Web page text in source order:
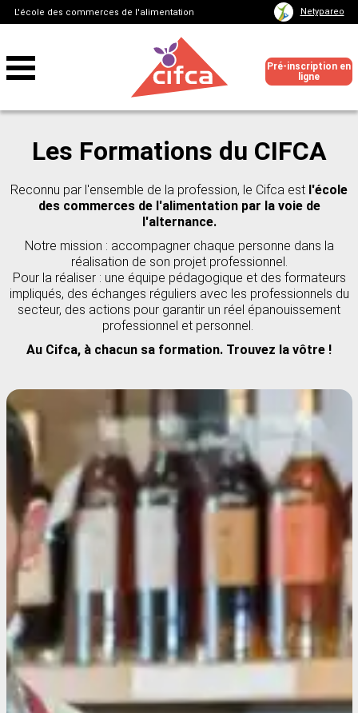
L'école des commerces de l'alimentation Netypareo
Pré-inscription en
ligne
Les Formations du CIFCA
Reconnu par l'ensemble de la profession, le Cifca est l'école
des commerces de l'alimentation par la voie de
l'alternance.
Notre mission : accompagner chaque personne dans la
réalisation de son projet professionnel.
Pour la réaliser : une équipe pédagogique et des formateurs
impliqués, des échanges réguliers avec les professionnels du
secteur, des actions pour garantir un réel épanouissement
professionnel et personnel.
Au Cifca, à chacun sa formation. Trouvez la vôtre !